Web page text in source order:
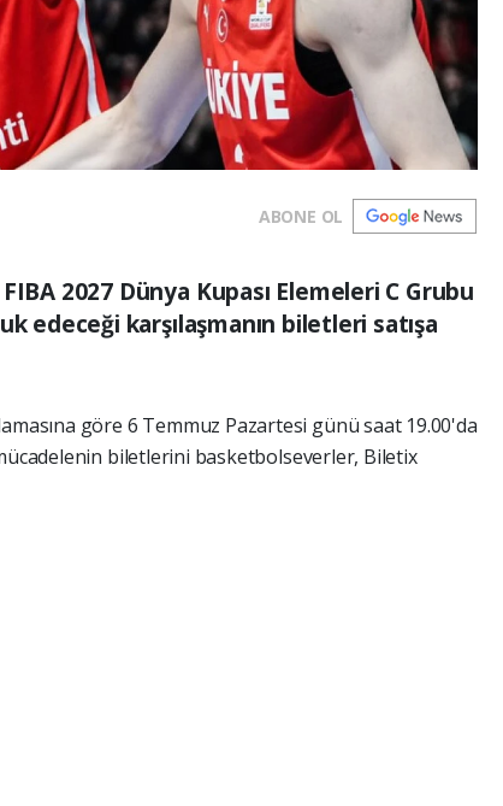
ABONE OL
2027 Dünya Kupası Elemeleri C Grubu
edeceği karşılaşmanın biletleri satışa
göre 6 Temmuz Pazartesi günü saat 19.00'da
biletlerini basketbolseverler, Biletix